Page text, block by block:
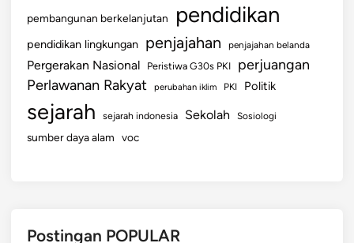
pembangunan berkelanjutan pendidikan
pendidikan lingkungan penjajahan penjajahan belanda
Pergerakan Nasional Peristiwa G30s PKI perjuangan
Perlawanan Rakyat perubahan iklim PKI Politik
sejarah sejarah indonesia Sekolah Sosiologi
sumber daya alam voc
Postingan POPULAR